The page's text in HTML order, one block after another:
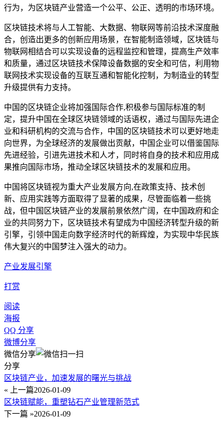
行为，为区块链产业营造一个公平、公正、透明的市场环境。
区块链技术将与人工智能、大数据、物联网等前沿技术深度融
合，创造出更多的创新应用场景，在智能制造领域，区块链与
物联网相结合可以实现设备的远程监控和管理，提高生产效率
和质量，通过区块链技术保障设备数据的安全和可信，利用物
联网技术实现设备的互联互通和智能化控制，为制造业的转型
升级提供有力支持。
中国的区块链企业将加强国际合作,积极参与国际标准的制
定，提升中国在全球区块链领域的话语权，通过与国际先进企
业和科研机构的交流与合作，中国的区块链技术可以更好地走
向世界，为全球经济的发展做出贡献，中国企业可以借鉴国际
先进经验，引进先进技术和人才，同时将自身的技术和应用成
果推向国际市场，推动全球区块链技术的发展和应用。
中国将区块链视为重大产业发展方向,在政策支持、技术创
新、应用实践等方面取得了显著的成果，尽管面临着一些挑
战，但中国区块链产业的发展前景依然广阔，在中国政府和企
业的共同努力下，区块链技术有望成为中国经济转型升级的新
引擎，引领中国走向数字经济时代的新辉煌，为实现中华民族
伟大复兴的中国梦注入强大的动力。
产业发展引擎
打赏
阅读
海报
QQ 分享
微博分享
微信分享
分享
区块链产业，加速发展的曙光与挑战
« 上一篇2026-01-09
区块链赋能，重塑钻石产业管理新范式
下一篇 »2026-01-09